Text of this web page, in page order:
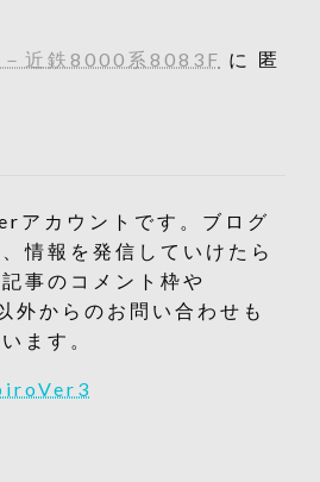
－近鉄8000系8083F に 匿
アカウントです。ブログ
情報を発信していけたら
事のコメント枠や
外からのお問い合わせも
ます。